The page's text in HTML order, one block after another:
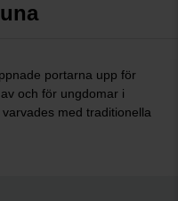
portarna upp för
och för ungdomar i
med traditionella